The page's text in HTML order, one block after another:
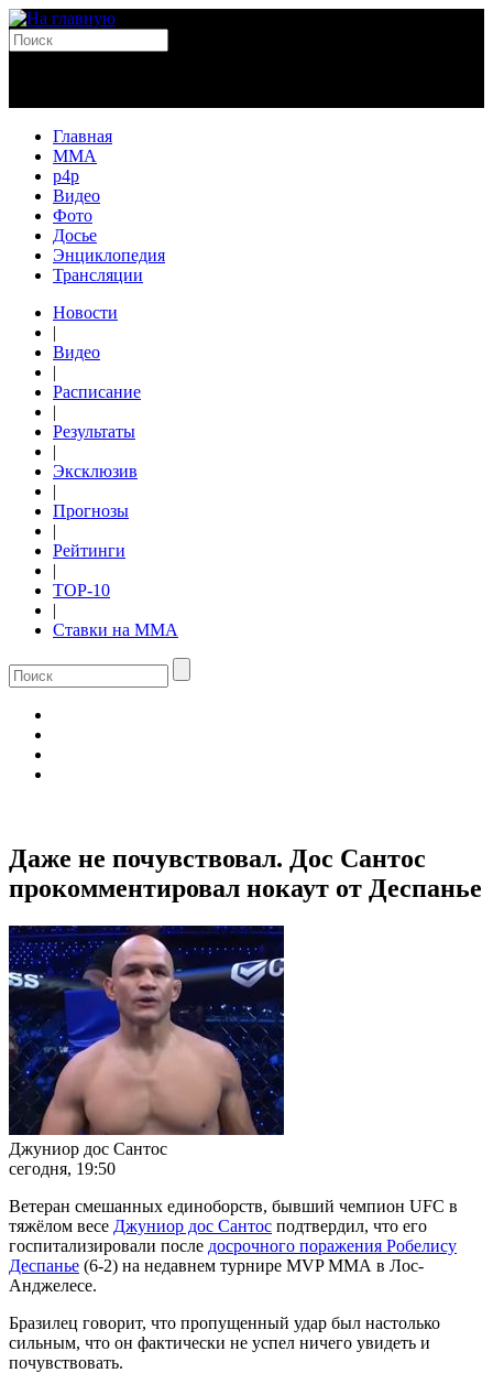
Главная
MMA
p4p
Видео
Фото
Досье
Энциклопедия
Трансляции
Новости
|
Видео
|
Расписание
|
Результаты
|
Эксклюзив
|
Прогнозы
|
Рейтинги
|
TOP-10
|
Ставки на ММА
Даже не почувствовал. Дос Сантос
прокомментировал нокаут от Деспанье
Джуниор дос Сантос
сегодня, 19:50
Ветеран смешанных единоборств, бывший чемпион UFC в
тяжёлом весе Джуниор дос Сантос подтвердил, что его
госпитализировали после досрочного поражения Робелису
Деспанье (6-2) на недавнем турнире МVP ММА в Лос-
Анджелесе.
Бразилец говорит, что пропущенный удар был настолько
сильным, что он фактически не успел ничего увидеть и
почувствовать.